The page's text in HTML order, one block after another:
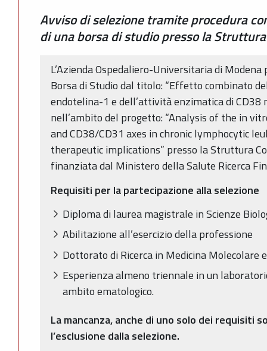
Avviso di selezione tramite procedura
di una borsa di studio presso la
L’Azienda Ospedaliero-Universitaria di
Borsa di Studio dal titolo: “Effetto combinato
endotelina-1 e dell’attività enzimatica di CD38
nell’ambito del progetto: “Analysis of the in
and CD38/CD31 axes in chronic lymphocytic
therapeutic implications” presso la Struttura
finanziata dal Ministero della Salute Ricerca
Requisiti per la partecipazione alla selezione
Diploma di laurea magistrale in Scienze
Abilitazione all’esercizio della professione
Dottorato di Ricerca in Medicina Molecolare
Esperienza almeno triennale in un
ambito ematologico.
La mancanza, anche di uno solo dei requisiti
l’esclusione dalla selezione.